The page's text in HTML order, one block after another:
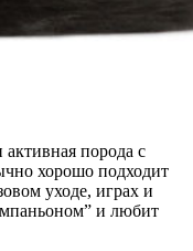
порода с
хорошо подходит
уходе, играх и
и любит